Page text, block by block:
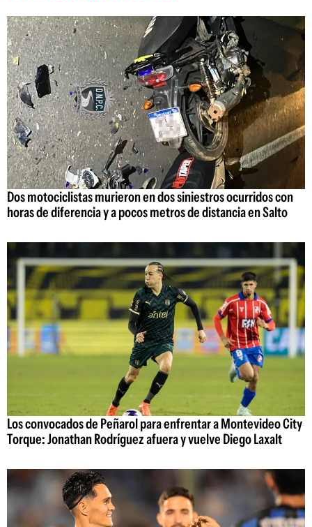
Dos motociclistas murieron en dos siniestros ocurridos con
horas de diferencia y a pocos metros de distancia en Salto
Los convocados de Peñarol para enfrentar a Montevideo City
Torque: Jonathan Rodríguez afuera y vuelve Diego Laxalt